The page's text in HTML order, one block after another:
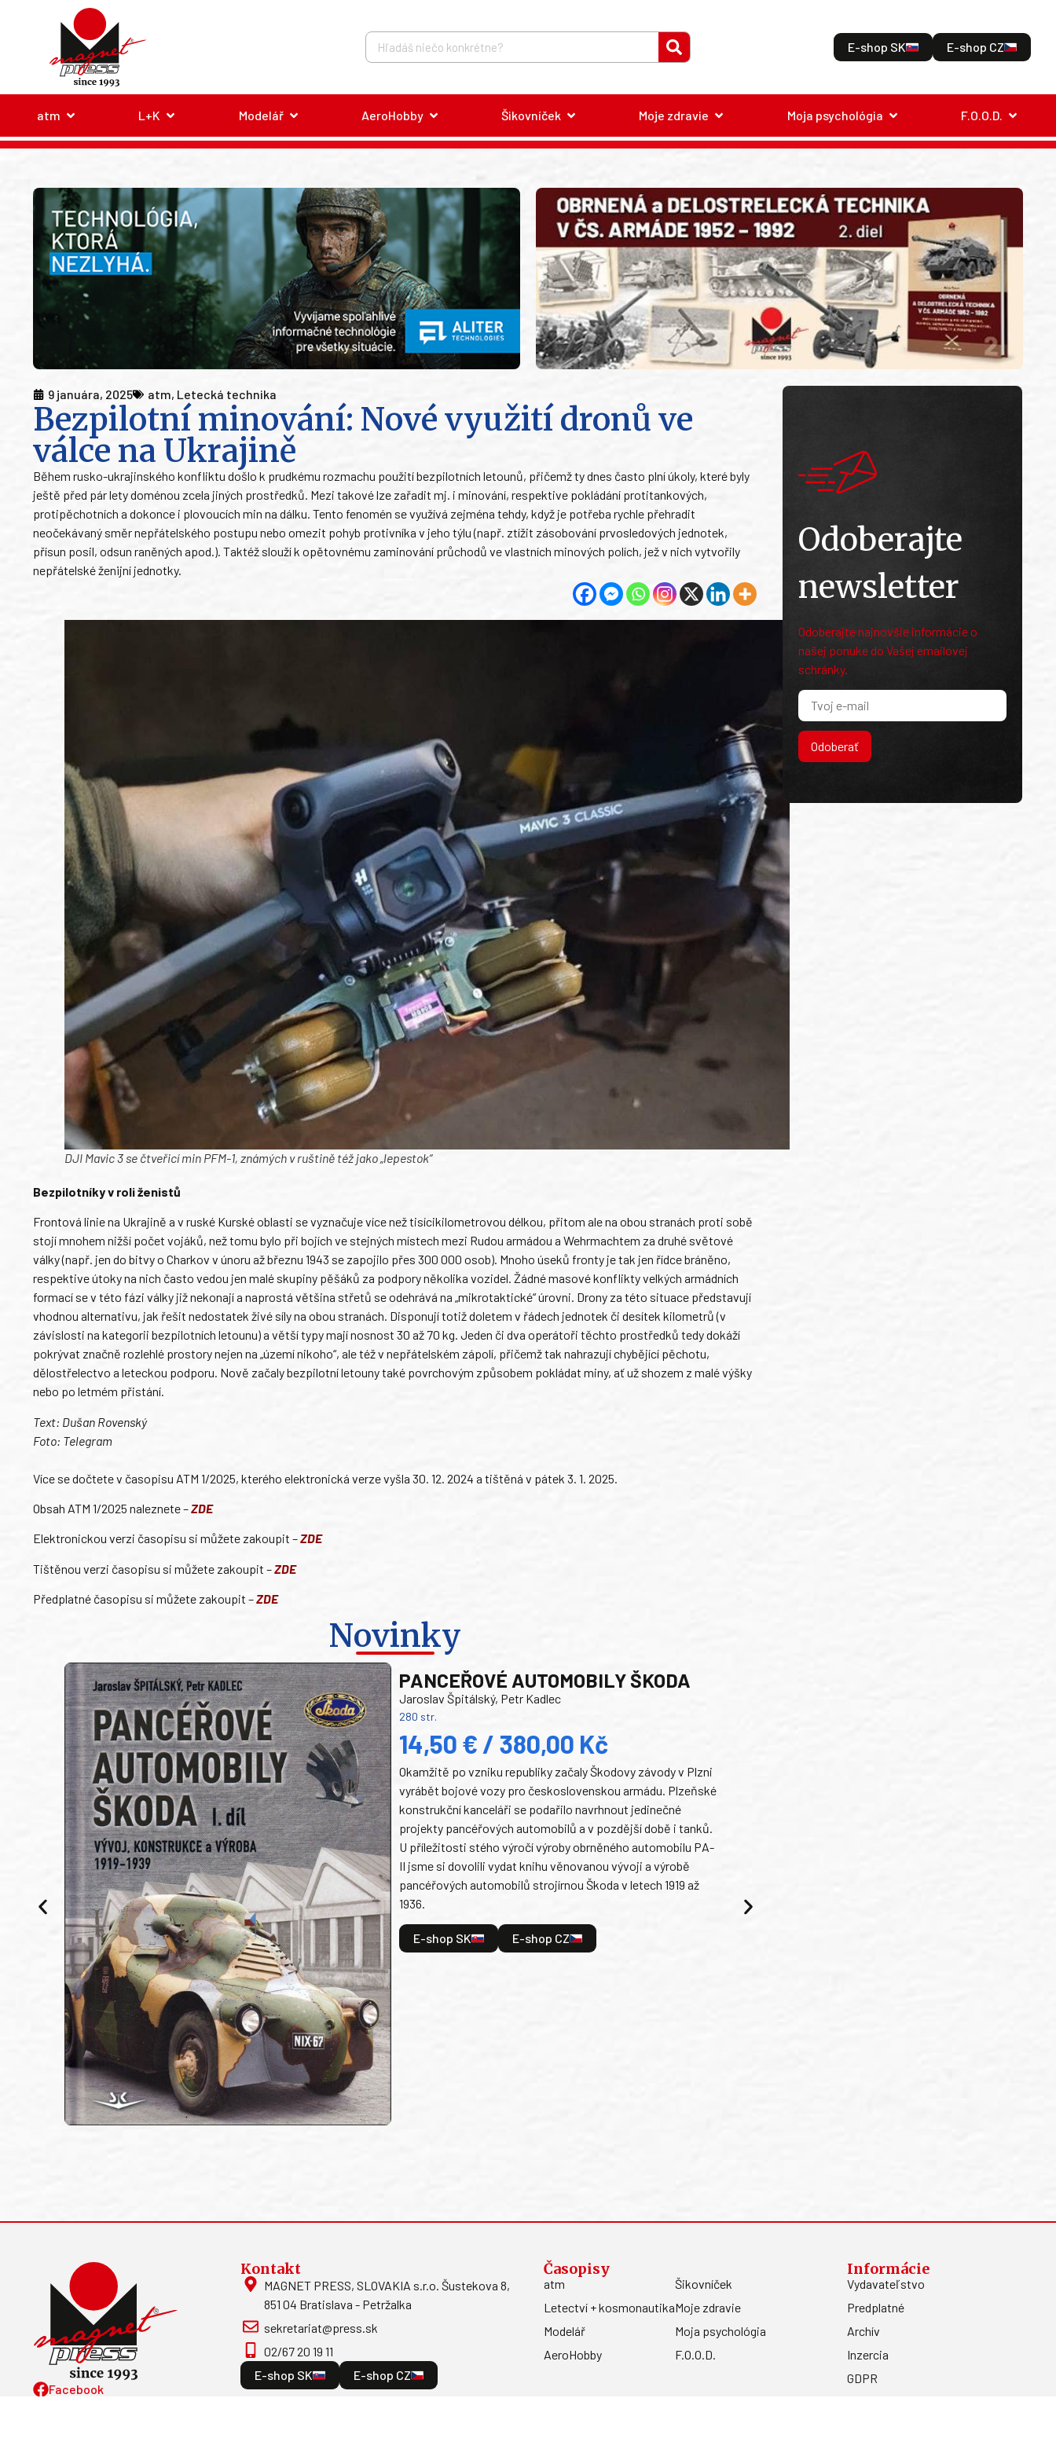
E-shop SK E-shop CZ
atm L+K Modelář AeroHobby Šikovníček Moje zdravie Moja psychológia F.O.O.D.
9 januára, 2025 atm, Letecká technika
Bezpilotní minování: Nové využití dronů ve
válce na Ukrajině
Během rusko-ukrajinského konfliktu došlo k prudkému rozmachu použití bezpilotních letounů, přičemž ty dnes často plní úkoly, které byly
ještě před pár lety doménou zcela jiných prostředků. Mezi takové lze zařadit mj. i minování, respektive pokládání protitankových,
protipěchotních a dokonce i plovoucích min na dálku. Tento fenomén se využívá zejména tehdy, když je potřeba rychle přehradit
neočekávaný směr nepřátelského postupu nebo omezit pohyb protivníka v jeho týlu (např. ztížit zásobování prvosledových jednotek,
přísun posil, odsun raněných apod.). Taktéž slouží k opětovnému zaminování průchodů ve vlastních minových polích, jež v nich vytvořily
nepřátelské ženijní jednotky.
DJI Mavic 3 se čtveřicí min PFM-1, známých v ruštině též jako „lepestok“
Bezpilotníky v roli ženistů
Frontová linie na Ukrajině a v ruské Kurské oblasti se vyznačuje více než tisícikilometrovou délkou, přitom ale na obou stranách proti sobě
stojí mnohem nižší počet vojáků, než tomu bylo při bojích ve stejných místech mezi Rudou armádou a Wehrmachtem za druhé světové
války (např. jen do bitvy o Charkov v únoru až březnu 1943 se zapojilo přes 300 000 osob). Mnoho úseků fronty je tak jen řídce bráněno,
respektive útoky na nich často vedou jen malé skupiny pěšáků za podpory několika vozidel. Žádné masové konflikty velkých armádních
formací se v této fázi války již nekonají a naprostá většina střetů se odehrává na „mikrotaktické“ úrovni. Drony za této situace představují
vhodnou alternativu, jak řešit nedostatek živé síly na obou stranách. Disponují totiž doletem v řádech jednotek či desítek kilometrů (v
závislosti na kategorii bezpilotních letounu) a větší typy mají nosnost 30 až 70 kg. Jeden či dva operátoři těchto prostředků tedy dokáží
pokrývat značně rozlehlé prostory nejen na „území nikoho“, ale též v nepřátelském zápolí, přičemž tak nahrazují chybějící pěchotu,
dělostřelectvo a leteckou podporu. Nově začaly bezpilotní letouny také povrchovým způsobem pokládat miny, ať už shozem z malé výšky
nebo po letmém přistání.
Text: Dušan Rovenský
Foto: Telegram
Více se dočtete v časopisu ATM 1/2025, kterého elektronická verze vyšla 30. 12. 2024 a tištěná v pátek 3. 1. 2025.
Obsah ATM 1/2025 naleznete –ZDE
Elektronickou verzi časopisu si můžete zakoupit –ZDE
Tištěnou verzi časopisu si můžete zakoupit –ZDE
Předplatné časopisu si můžete zakoupit –ZDE
Novinky
PANCEŘOVÉ AUTOMOBILY ŠKODA
Jaroslav Špitálský, Petr Kadlec
280 str.
14,50 € / 380,00 Kč
Okamžitě po vzniku republiky začaly Škodovy závody v Plzni
vyrábět bojové vozy pro československou armádu. Plzeňské
konstrukční kanceláři se podařilo navrhnout jedinečné
projekty pancéřových automobilů a v pozdější době i tanků.
U příležitosti stého výročí výroby obrněného automobilu PA-
II jsme si dovolili vydat knihu věnovanou vývoji a výrobě
pancéřových automobilů strojírnou Škoda v letech 1919 až
1936.
E-shop SK E-shop CZ
Odoberajte
newsletter
Odoberajte najnovšie informácie o
našej ponuke do Vašej emailovej
schránky.
Odoberať
Facebook
Kontakt
MAGNET PRESS, SLOVAKIA s.r.o. Šustekova 8,
851 04 Bratislava - Petržalka
sekretariat@press.sk
02/67 20 19 11
E-shop SK
E-shop CZ
Časopisy
atm
Letectví + kosmonautika
Modelář
AeroHobby
Šikovníček
Moje zdravie
Moja psychológia
F.O.O.D.
Informácie
Vydavateľstvo
Predplatné
Archív
Inzercia
GDPR